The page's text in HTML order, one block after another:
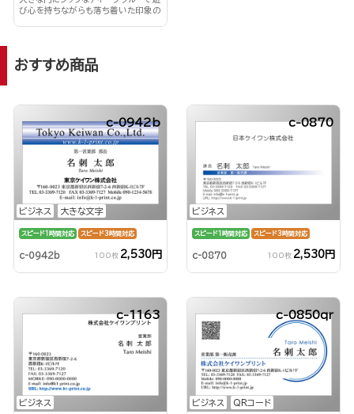
び心を持ちながらも落ち着いた印象の
おすすめ商品
ビジネス 大きな文字
c-0942b
スピード1時間対応 スピード3時間対応
c-0942b 100枚 2,530円
ビジネス
c-0870
スピード1時間対応 スピード3時間対応
c-0870 100枚 2,530円
ビジネス
c-1163
ビジネス QRコード
c-0850qr